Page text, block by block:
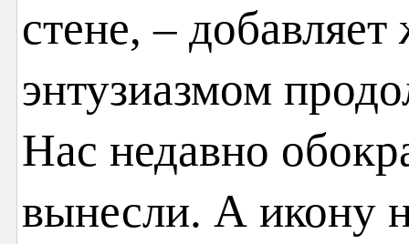
стене, –
энтузиазмом
Нас недавно
вынесли. А икону